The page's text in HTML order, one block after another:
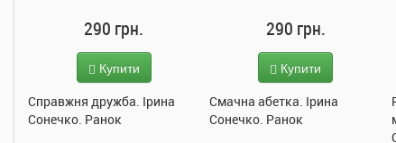
290 грн.
Купити
Справжня дружба. Ірина
Сонечко. Ранок
290 грн.
Купити
Смачна абетка. Ірина
Сонечко. Ранок